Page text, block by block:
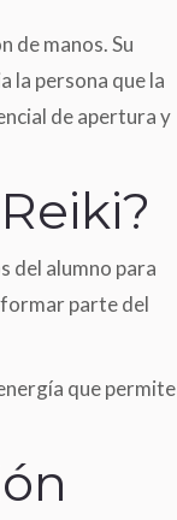
de manos. Su
la persona que la
de apertura y
del alumno para
formar parte del
que permite